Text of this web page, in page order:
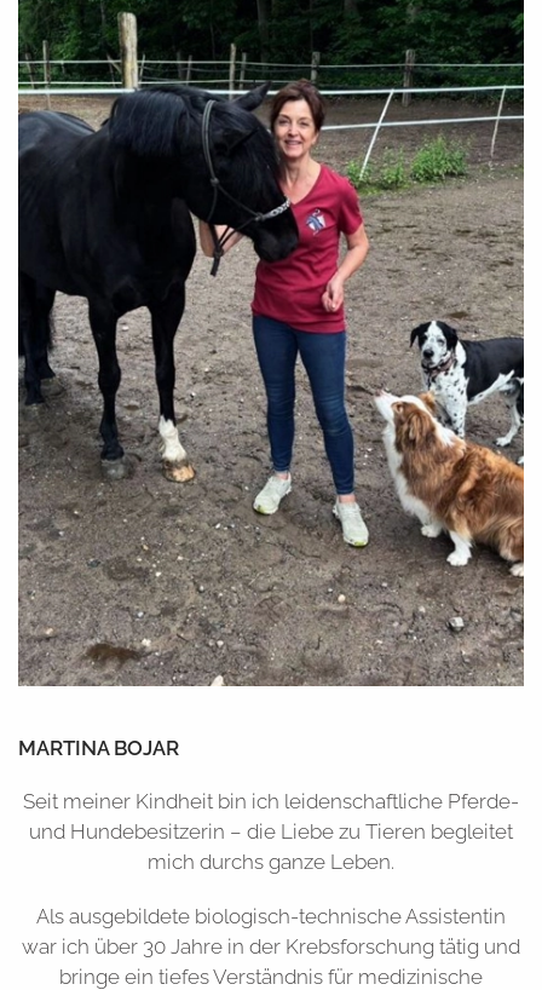
MARTINA BOJAR
Seit meiner Kindheit bin ich leidenschaftliche Pferde-
und Hundebesitzerin – die Liebe zu Tieren begleitet
mich durchs ganze Leben.
Als ausgebildete biologisch-technische Assistentin
war ich über 30 Jahre in der Krebsforschung tätig und
bringe ein tiefes Verständnis für medizinische